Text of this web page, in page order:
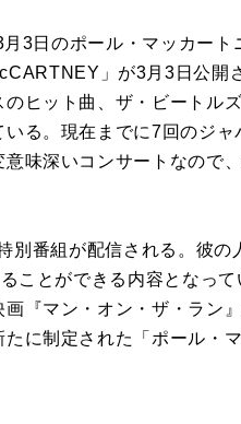
3日のポール・マッカート
」が3月3日公開
ヒット曲、ザ・ビートル
る。現在までに7回のジャ
味深いコンサートなので
別番組が配信される。彼の
ことができる内容となって
『マン・オン・ザ・ラン
に制定された「ポール・